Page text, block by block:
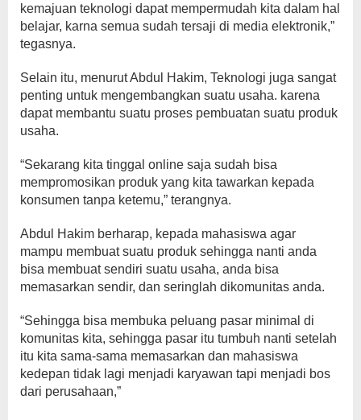
kemajuan teknologi dapat mempermudah kita dalam hal
belajar, karna semua sudah tersaji di media elektronik,”
tegasnya.
Selain itu, menurut Abdul Hakim, Teknologi juga sangat
penting untuk mengembangkan suatu usaha. karena
dapat membantu suatu proses pembuatan suatu produk
usaha.
“Sekarang kita tinggal online saja sudah bisa
mempromosikan produk yang kita tawarkan kepada
konsumen tanpa ketemu,” terangnya.
Abdul Hakim berharap, kepada mahasiswa agar
mampu membuat suatu produk sehingga nanti anda
bisa membuat sendiri suatu usaha, anda bisa
memasarkan sendir, dan seringlah dikomunitas anda.
“Sehingga bisa membuka peluang pasar minimal di
komunitas kita, sehingga pasar itu tumbuh nanti setelah
itu kita sama-sama memasarkan dan mahasiswa
kedepan tidak lagi menjadi karyawan tapi menjadi bos
dari perusahaan,”